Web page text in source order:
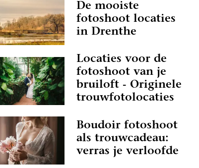
De mooiste
fotoshoot locaties
in Drenthe
Locaties voor de
fotoshoot van je
bruiloft - Originele
trouwfotolocaties
Boudoir fotoshoot
als trouwcadeau:
verras je verloofde